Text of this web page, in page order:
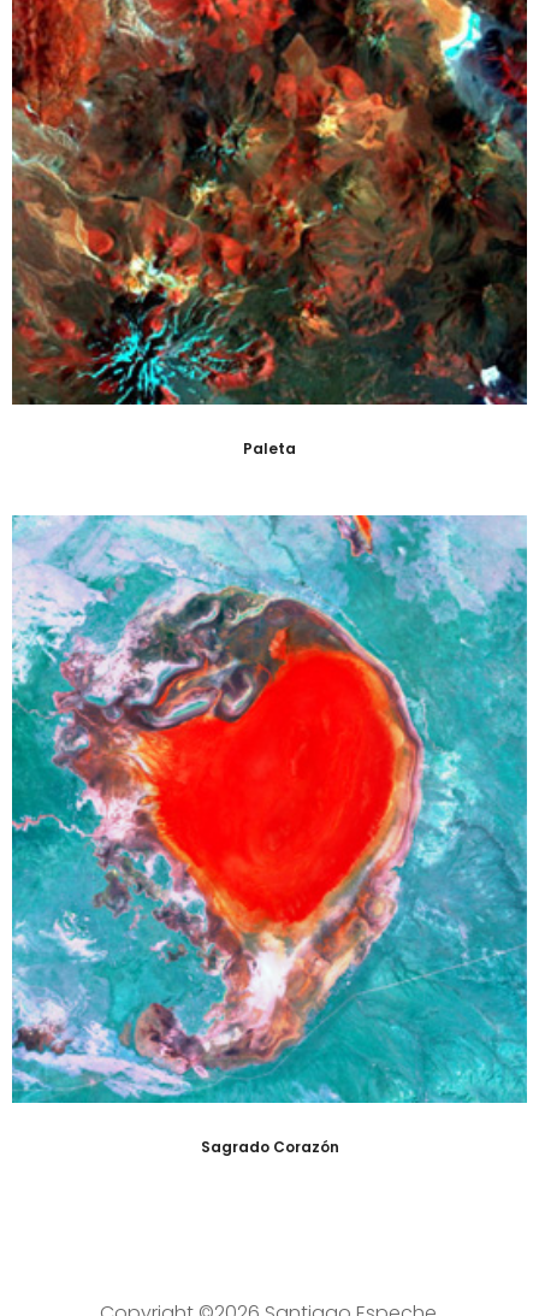
Paleta
Sagrado Corazón